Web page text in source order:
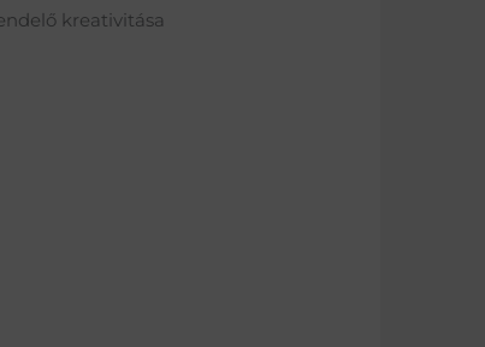
kreativitása